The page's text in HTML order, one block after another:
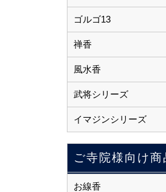
ゴルゴ13
禅香
風水香
武将シリーズ
イマジンシリーズ
ご寺院様向け商
お線香